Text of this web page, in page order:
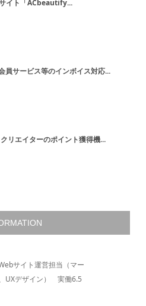
イト「ACbeautify...
員サービス等のインボイス対応...
クリエイターのポイント獲得機...
サイト運営担当（マー
UXデザイン） 実働6.5